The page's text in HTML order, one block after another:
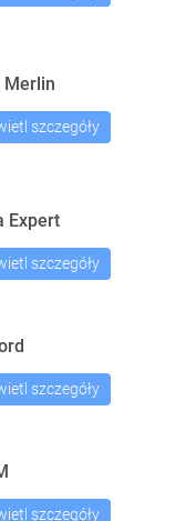
Merlin
szczegóły
Expert
szczegóły
szczegóły
szczegóły